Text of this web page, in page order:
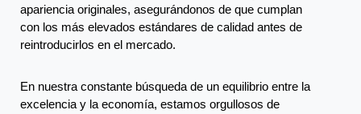
apariencia originales, asegurándonos de que cumplan
con los más elevados estándares de calidad antes de
reintroducirlos en el mercado.
En nuestra constante búsqueda de un equilibrio entre la
excelencia y la economía, estamos orgullosos de